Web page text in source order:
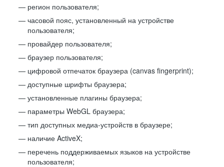
регион пользователя;
часовой пояс, установленный на устройстве
пользователя;
провайдер пользователя;
браузер пользователя;
цифровой отпечаток браузера (canvas fingerprint);
доступные шрифты браузера;
установленные плагины браузера;
параметры WebGL браузера;
тип доступных медиа-устройств в браузере;
наличие ActiveX;
перечень поддерживаемых языков на устройстве
пользователя;